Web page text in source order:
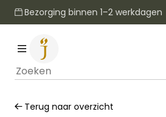
Bezorging binnen 1–2 werkdagen
Terug naar overzicht